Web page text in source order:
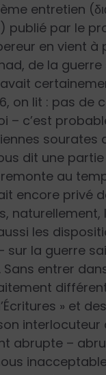
entretien (
publié par le
en vient à
, de la guerre
on lit : pas de
– c’est
sourates
dit une
au
encore privé
naturellement,
les
sur la guerre
Sans entrer
» et
interlocuteur
abrupte –